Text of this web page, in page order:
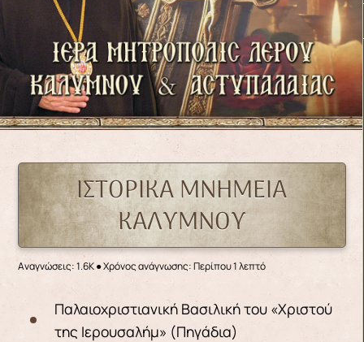
ΙΣΤΟΡΙΚΑ ΜΝΗΜΕΙΑ
ΚΑΛΥΜΝΟΥ
Αναγνώσεις: 1.6K● Χρόνος ανάγνωσης: Περίπου 1 λεπτό
Παλαιοχριστιανική Βασιλική του «Χριστού
της Ιερουσαλήμ» (Πηγάδια)